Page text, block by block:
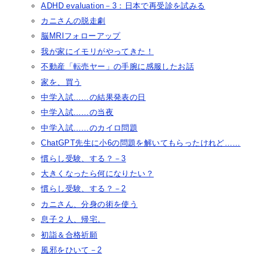
ADHD evaluation－3：日本で再受診を試みる
カニさんの脱走劇
脳MRIフォローアップ
我が家にイモリがやってきた！
不動産「転売ヤー」の手腕に感服したお話
家を、買う
中学入試……の結果発表の日
中学入試……の当夜
中学入試……のカイロ問題
ChatGPT先生に小6の問題を解いてもらったけれど……
慣らし受験、する？－3
大きくなったら何になりたい？
慣らし受験、する？－2
カニさん、分身の術を使う
息子２人、帰宅。
初詣＆合格祈願
風邪をひいて－2